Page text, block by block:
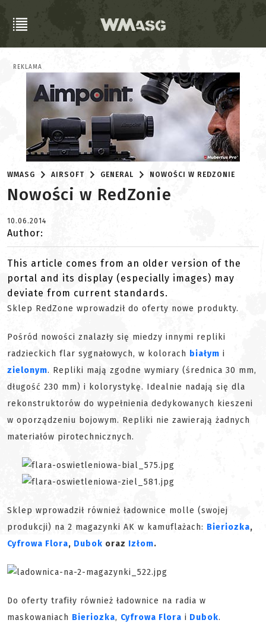
REKLAMA
WMASG AIRSOFT GENERAL NOWOŚCI W REDZONIE
Nowości w RedZonie
10.06.2014
Author:
This article comes from an older version of the
portal and its display (especially images) may
deviate from current standards.
Sklep RedZone wprowadził do oferty nowe produkty.
Pośród nowości znalazły się miedzy innymi repliki
radzieckich flar sygnałowych, w kolorach białym i
zielonym. Repliki mają zgodne wymiary (średnica 30 mm,
długość 230 mm) i kolorystykę. Idealnie nadają się dla
rekonstruktorów do wypełnienia dedykowanych kieszeni
w oporządzeniu bojowym. Repliki nie zawierają żadnych
materiałów pirotechnicznych.
Sklep wprowadził również ładownice molle (swojej
produkcji) na 2 magazynki AK w kamuflażach: Bieriozka,
Cyfrowa Flora, Dubok oraz Izłom.
Do oferty trafiły również ładownice na radia w
maskowaniach Bieriozka, Cyfrowa Flora i Dubok.